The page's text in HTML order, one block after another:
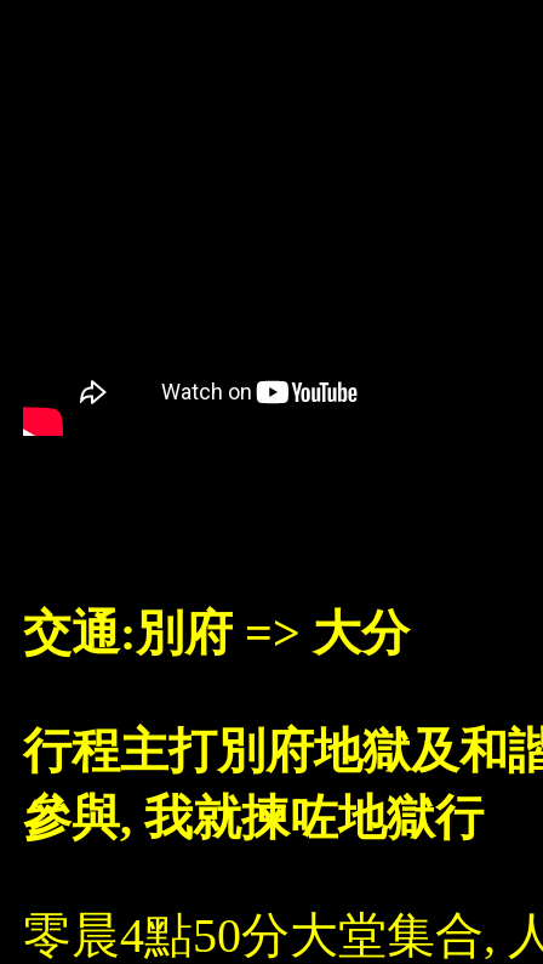
交通:別府 => 大分
行程主打別府地獄及和
參與, 我就揀咗地獄行
零晨4點50分大堂集合,